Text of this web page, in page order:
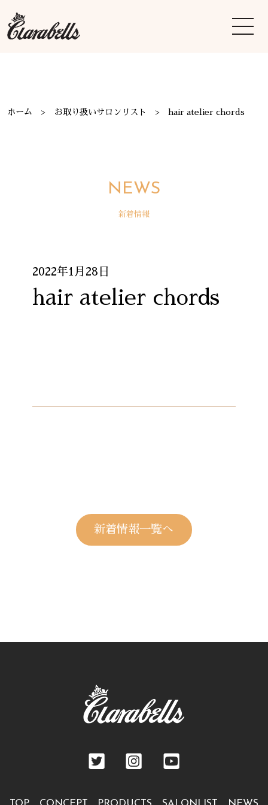
ホーム お取り扱いサロンリスト hair atelier chords
NEWS
新着情報
2022年1月28日
hair atelier chords
新着情報一覧へ